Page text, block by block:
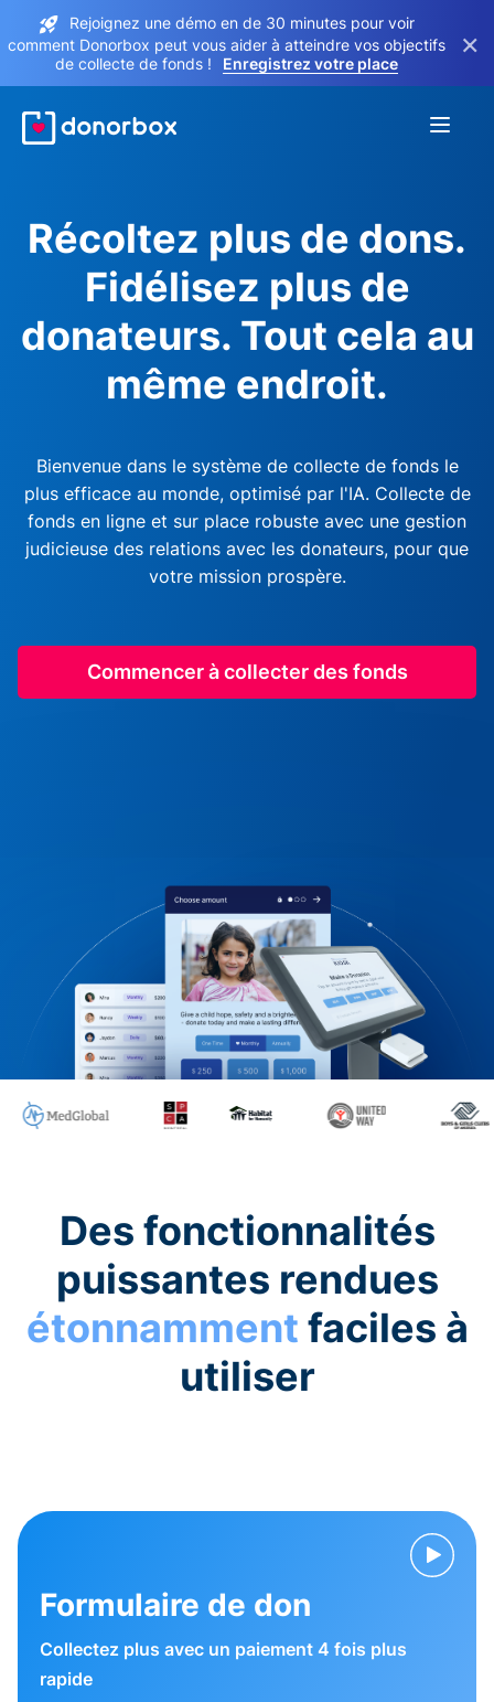
Rejoignez une démo en de 30 minutes pour voir
comment Donorbox peut vous aider à atteindre vos objectifs
de collecte de fonds !
Enregistrez votre place
×
Récoltez plus de dons.
Fidélisez plus de
donateurs. Tout cela au
même endroit.
Bienvenue dans le système de collecte de fonds le
plus efficace au monde, optimisé par l'IA. Collecte de
fonds en ligne et sur place robuste avec une gestion
judicieuse des relations avec les donateurs, pour que
votre mission prospère.
Commencer à collecter des fonds
Des fonctionnalités
puissantes rendues
étonnamment faciles à
utiliser
Formulaire de don
Collectez plus avec un paiement 4 fois plus
rapide